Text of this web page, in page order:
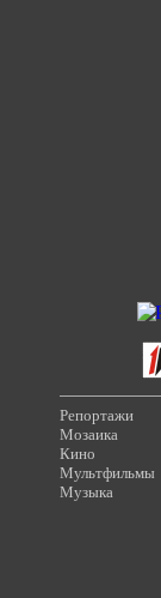
Репортажи
Мозаика
Кино
Мультфильмы
Музыка